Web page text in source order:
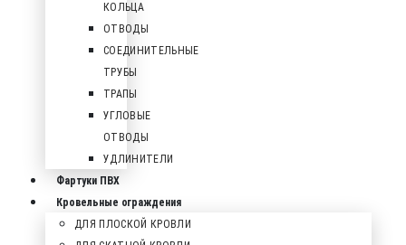
КОЛЬЦА
ОТВОДЫ
СОЕДИНИТЕЛЬНЫЕ
ТРУБЫ
ТРАПЫ
УГЛОВЫЕ
ОТВОДЫ
УДЛИНИТЕЛИ
Фартуки ПВХ
Кровельные ограждения
ДЛЯ ПЛОСКОЙ КРОВЛИ